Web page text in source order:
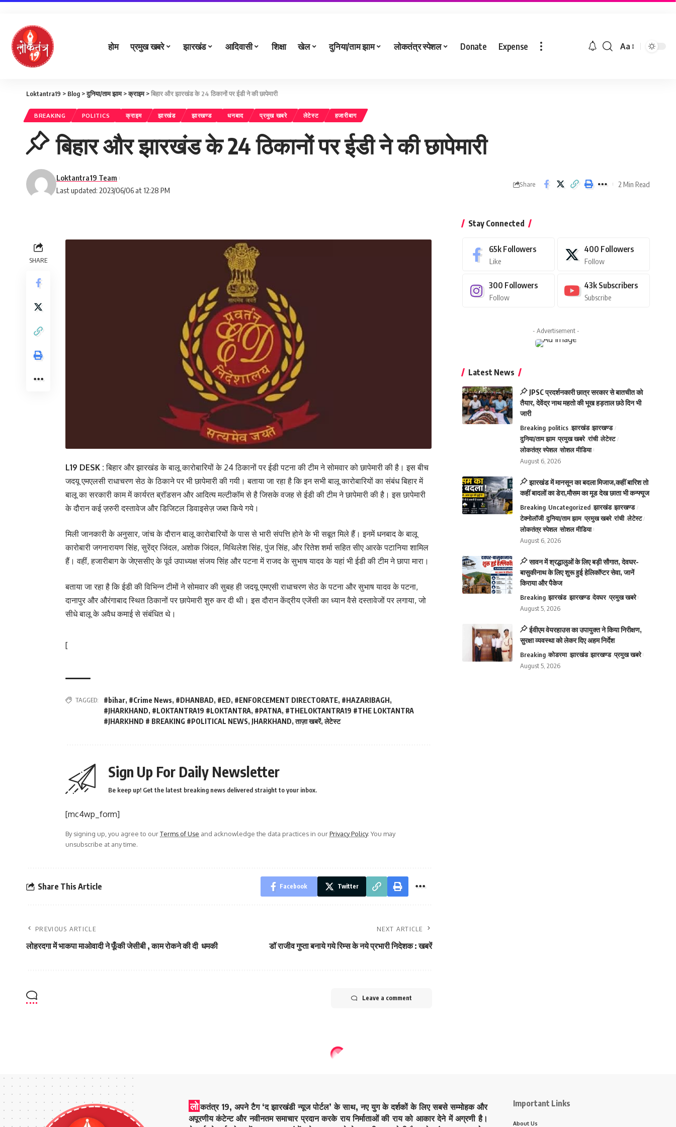
होम प्रमुख खबरे झारखंड आदिवासी शिक्षा खेल दुनिया/ताम झाम लोकतंत्र स्पेशल Donate Expense Aa
Loktantra19 > Blog >दुनिया/ताम झाम>क्राइम>बिहार और झारखंड के 24 ठिकानों पर ईडी ने की छापेमारी
BREAKING POLITICS क्राइम झारखंड झारखण्ड धनबाद प्रमुख खबरे लेटेस्ट हजारीबाग
बिहार और झारखंड के 24 ठिकानों पर ईडी ने की छापेमारी
Last updated: 2023/06/06 at 12:28 PM
Loktantra19 Team
Share 2 Min Read
SHARE
L19 DESK : बिहार और झारखंड के बालू कारोबारियों के 24 ठिकानों पर ईडी पटना की टीम ने सोमवार को छापेमारी की है। इस बीच
जदयू एमएलसी राधाचरण सेठ के ठिकाने पर भी छापेमारी की गयी। बताया जा रहा है कि इन सभी बालू कारोबारियों का संबंध बिहार में
बालू का सरकारी काम में कार्यरत ब्रॉडसन और आदित्य मल्टीकॉम से है जिसके वजह से ईडी की टीम ने छापेमारी की है। इस छापेमारी
के दौरान कई ज़रुरी दस्तावेज और डिजिटल डिवाइसेज़ जब्त किये गये।
मिली जानकारी के अनुसार, जांच के दौरान बालू कारोबारियों के पास से भारी संपत्ति होने के भी सबूत मिले हैं। इनमें धनबाद के बालू
कारोबारी जगनारायण सिंह, सुरेंद्र जिंदल, अशोक जिंदल, मिथिलेश सिंह, पुंज सिंह, और रितेश शर्मा सहित सीए आरके पटानिया शामिल
हैं। वहीं, हजारीबाग के जेएससीए के पूर्व उपाध्यक्ष संजय सिंह और पटना में राजद के सुभाष यादव के यहां भी ईडी की टीम ने छापा मारा।
बताया जा रहा है कि ईडी की विभिन्न टीमों ने सोमवार की सुबह ही जदयू एमएसी राधाचरण सेठ के पटना और सुभाष यादव के पटना,
दानापुर और औरंगाबाद स्थित ठिकानों पर छापेमारी शुरु कर दी थी। इस दौरान केंद्रीय एजेंसी का ध्यान वैसे दस्तावेजों पर लगाया, जो
सीधे बालू के अवैध कमाई से संबंधित थे।
[
TAGGED: #bihar, #Crime News, #DHANBAD, #ED, #ENFORCEMENT DIRECTORATE, #HAZARIBAGH,
#JHARKHAND, #LOKTANTRA19 #LOKTANTRA, #PATNA, #THELOKTANTRA19 #THE LOKTANTRA
#JHARKHND # BREAKING #POLITICAL NEWS, JHARKHAND,ताज़ा खबरें,लेटेस्ट
Sign Up For Daily Newsletter
Be keep up! Get the latest breaking news delivered straight to your inbox.
[mc4wp_form]
By signing up, you agree to ourTerms of Use and acknowledge the data practices in ourPrivacy Policy. You may
unsubscribe at any time.
Share This Article Facebook Twitter
PREVIOUS ARTICLE
लोहरदगा में भाकपा माओवादी ने फूँकी जेसीबी , काम रोकने की दी धमकी
NEXT ARTICLE
डॉ राजीव गुप्ता बनाये गये रिम्स के नये प्रभारी निदेशक : खबरें
Leave a comment
Stay Connected
65k Followers
Like
400 Followers
Follow
300 Followers
Follow
43k Subscribers
Subscribe
- Advertisement -
Latest News
JPSC प्रदर्शनकारी छात्र सरकार से बातचीत को
तैयार, देवेंद्र नाथ महतो की भूख हड़ताल छठे दिन भी
जारी
Breaking politics झारखंड झारखण्ड
दुनिया/ताम झाम प्रमुख खबरे रांची लेटेस्ट
लोकतंत्र स्पेशल सोशल मीडिया
August 6, 2026
झारखंड में मानसून का बदला मिजाज,कहीं बारिश तो
कहीं बादलों का डेरा,मौसम का मूड देख छाता भी कन्फ्यूज
Breaking Uncategorized झारखंड झारखण्ड
टेक्नोलॉजी दुनिया/ताम झाम प्रमुख खबरे रांची लेटेस्ट
लोकतंत्र स्पेशल सोशल मीडिया
August 6, 2026
सावन में श्रद्धालुओं के लिए बड़ी सौगात, देवघर-
बासुकीनाथ के लिए शुरू हुई हेलिकॉप्टर सेवा, जानें
किराया और पैकेज
Breaking झारखंड झारखण्ड देवघर प्रमुख खबरे
August 5, 2026
ईवीएम वेयरहाउस का उपायुक्त ने किया निरीक्षण,
सुरक्षा व्यवस्था को लेकर दिए अहम निर्देश
Breaking कोडरमा झारखंड झारखण्ड प्रमुख खबरे
August 5, 2026
लो कतंत्र 19, अपने टैग ‘द झारखंडी न्यूज पोर्टल’ के साथ, नए युग के दर्शकों के लिए सबसे सम्मोहक और
अपूरणीय कंटेन्ट और नवीनतम समाचार प्रदान करके राय निर्माताओं की राय को आकार देने में अग्रणी है।
Important Links
About Us